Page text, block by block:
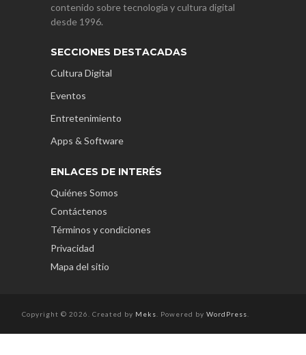
contenido sobre tecnología y cultura digital
desde 1996.
SECCIONES DESTACADAS
Cultura Digital
Eventos
Entretenimiento
Apps & Software
ENLACES DE INTERÉS
Quiénes Somos
Contáctenos
Términos y condiciones
Privacidad
Mapa del sitio
Copyright © 2026. Created by Meks . Powered by WordPress